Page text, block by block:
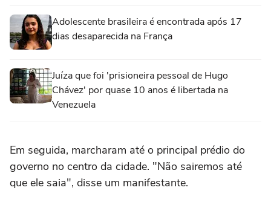
Adolescente brasileira é encontrada após 17
dias desaparecida na França
Juíza que foi 'prisioneira pessoal de Hugo
Chávez' por quase 10 anos é libertada na
Venezuela
Em seguida, marcharam até o principal prédio do
governo no centro da cidade. "Não sairemos até
que ele saia", disse um manifestante.